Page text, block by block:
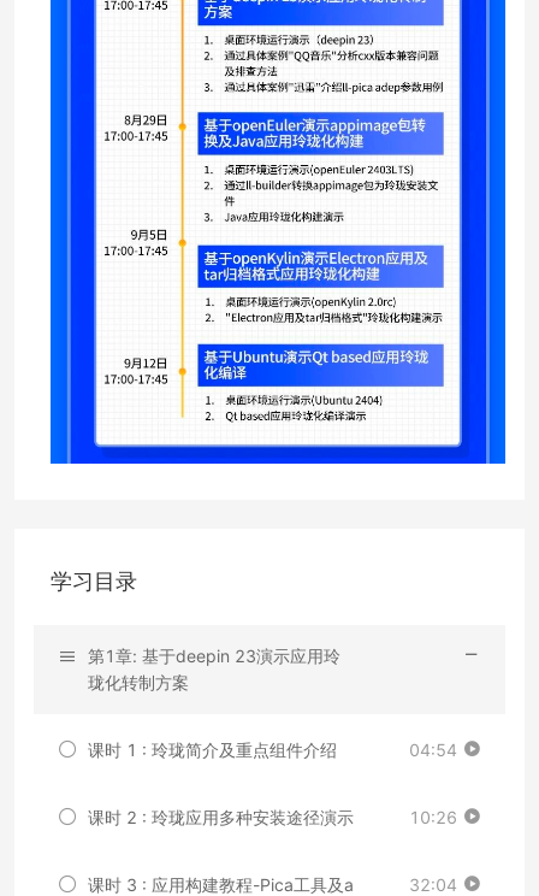
学习目录
第1章: 基于deepin 23演示应用玲
珑化转制方案
课时 1 : 玲珑简介及重点组件介绍 04:54
课时 2 : 玲珑应用多种安装途径演示 10:26
课时 3 : 应用构建教程-Pica工具及a 32:04